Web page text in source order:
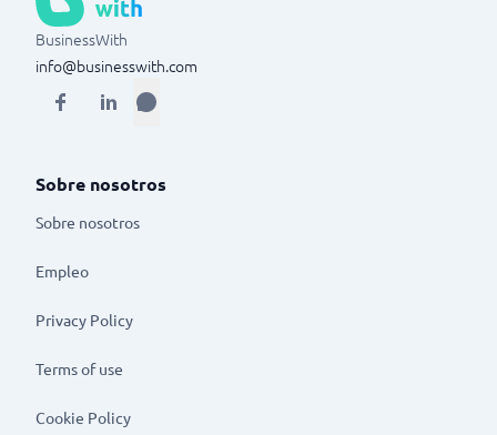
BusinessWith
info@businesswith.com
Sobre nosotros
Sobre nosotros
Empleo
Privacy Policy
Terms of use
Cookie Policy